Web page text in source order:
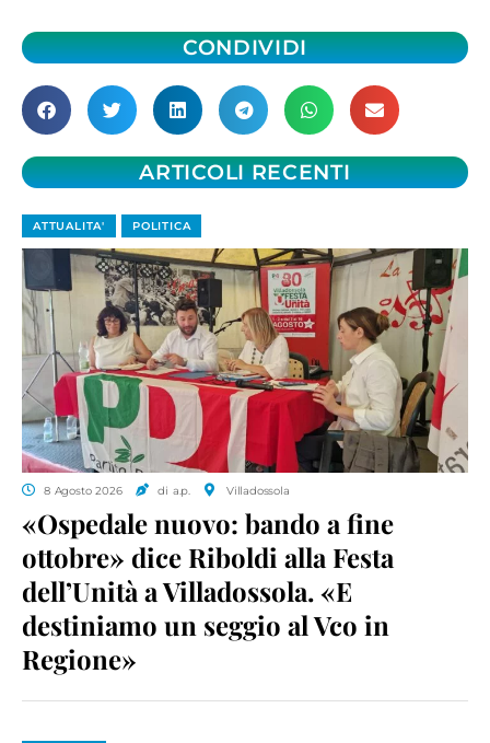
CONDIVIDI
ARTICOLI RECENTI
ATTUALITA' POLITICA
8 Agosto 2026 di a.p. Villadossola
«Ospedale nuovo: bando a fine
ottobre» dice Riboldi alla Festa
dell’Unità a Villadossola. «E
destiniamo un seggio al Vco in
Regione»